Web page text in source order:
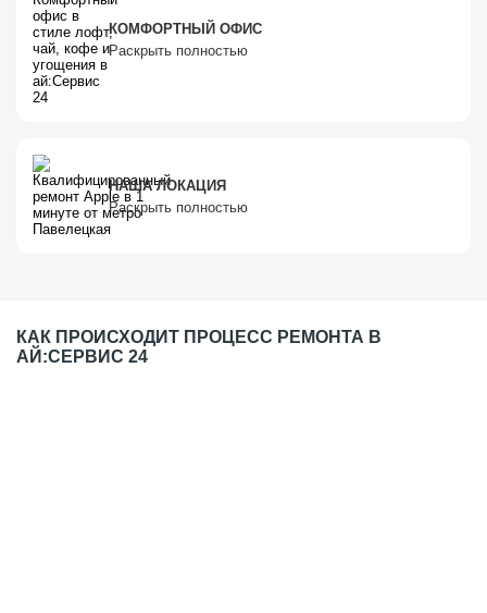
КОМФОРТНЫЙ ОФИС
Раскрыть полностью
НАША ЛОКАЦИЯ
Раскрыть полностью
КАК ПРОИСХОДИТ ПРОЦЕСС РЕМОНТА В
АЙ:СЕРВИС 24